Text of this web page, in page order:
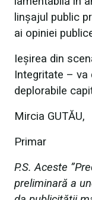
linşajul public
ai opiniei
Ieşirea din
Integritate – va
deplorabile
Mircia GUTĂU,
Primar
P.S. Aceste
preliminară a